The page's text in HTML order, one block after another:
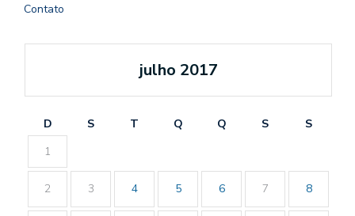
Contato
julho 2017
D S T Q Q S
S
1
2 3 4 5 6 7 8